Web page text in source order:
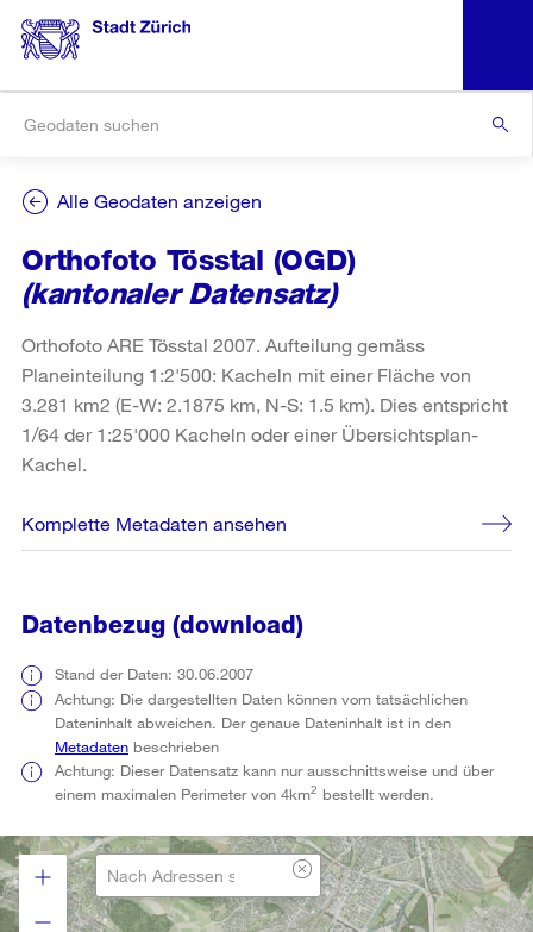
Alle Geodaten anzeigen
Orthofoto Tösstal (OGD)
(kantonaler Datensatz)
Orthofoto ARE Tösstal 2007. Aufteilung gemäss
Planeinteilung 1:2'500: Kacheln mit einer Fläche von
3.281 km2 (E-W: 2.1875 km, N-S: 1.5 km). Dies entspricht
1/64 der 1:25'000 Kacheln oder einer Übersichtsplan-
Kachel.
Komplette Metadaten ansehen
Datenbezug (download)
Stand der Daten: 30.06.2007
Achtung: Die dargestellten Daten können vom tatsächlichen
Dateninhalt abweichen. Der genaue Dateninhalt ist in den
Metadaten beschrieben
Achtung: Dieser Datensatz kann nur ausschnittsweise und über
einem maximalen Perimeter von 4km2 bestellt werden.